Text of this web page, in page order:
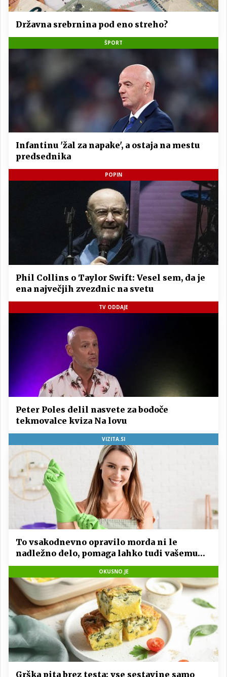
Državna srebrnina pod eno streho?
ŠPORT
Infantinu 'žal za napake', a ostaja na mestu
predsednika
POPIN
Phil Collins o Taylor Swift: Vesel sem, da je
ena največjih zvezdnic na svetu
TV ODDAJE
Peter Poles delil nasvete za bodoče
tekmovalce kviza Na lovu
VIZITA.SI
To vsakodnevno opravilo morda ni le
nadležno delo, pomaga lahko tudi vašemu
srcu
OKUSNO.JE
Grška pita brez testa: vse sestavine samo